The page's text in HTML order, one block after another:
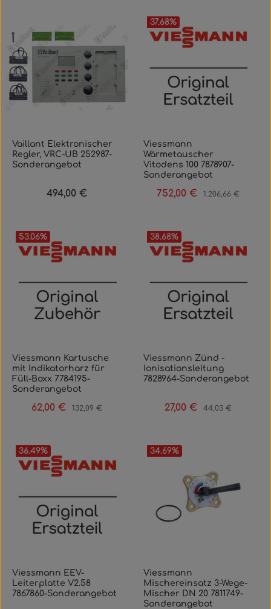
Vaillant Elektronischer
Regler, VRC-UB 252987-
Sonderangebot
Regulärer Preis:
494,00 €
37.68%
Viessmann
Wärmetauscher
Vitodens 100 7878907-
Sonderangebot
Verkaufspreis:
752,00 € Regulärer Preis:
1.206,66 €
53.06%
Viessmann Kartusche
mit Indikatorharz für
Füll-Boxx 7784195-
Sonderangebot
Verkaufspreis:
62,00 € Regulärer Preis:
132,09 €
38.68%
Viessmann Zünd -
Ionisationsleitung
7828964-Sonderangebot
Verkaufspreis:
27,00 € Regulärer Preis:
44,03 €
36.49%
Viessmann EEV-
Leiterplatte V2.58
7867860-Sonderangebot
34.69%
Viessmann
Mischereinsatz 3-Wege-
Mischer DN 20 7811749-
Sonderangebot